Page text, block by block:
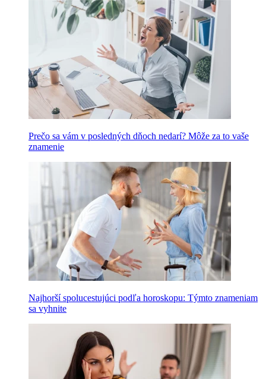
Prečo sa vám v posledných dňoch nedarí? Môže za to vaše
znamenie
Najhorší spolucestujúci podľa horoskopu: Týmto znameniam
sa vyhnite